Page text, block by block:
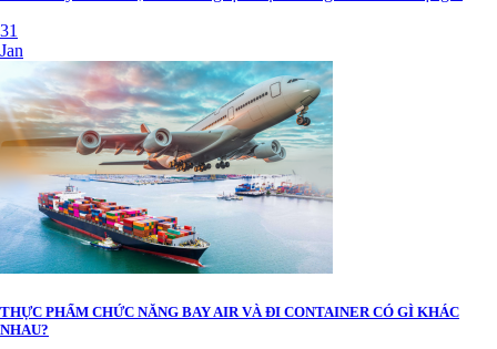
31
Jan
THỰC PHẨM CHỨC NĂNG BAY AIR VÀ ĐI CONTAINER CÓ GÌ KHÁC
NHAU?